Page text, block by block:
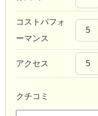
コストパフォ
ーマンス
5
アクセス 5
クチコミ